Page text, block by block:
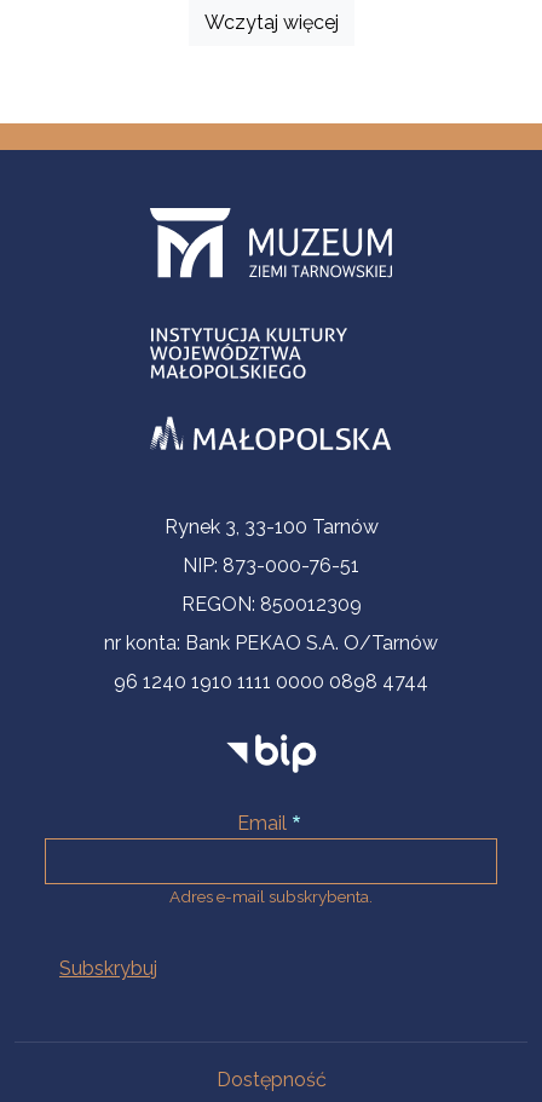
Wczytaj więcej
Informacje kontaktoweRynek 3, 33-100 Tarnów
NIP: 873-000-76-51
REGON: 850012309
nr konta: Bank PEKAO S.A. O/Tarnów
96 1240 1910 1111 0000 0898 4744
Email
Adres e-mail subskrybenta.
Dostępność